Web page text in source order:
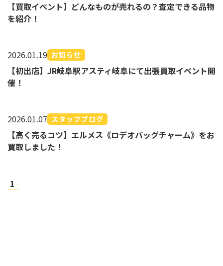
【買取イベント】どんなものが売れるの？査定できる品物
を紹介！
2026.01.19 お知らせ
【初出店】JR岐阜駅アスティ岐阜にて出張買取イベント開
催！
2026.01.07 スタッフブログ
【高く売るコツ】エルメス《ロデオバッグチャーム》をお
買取しました！
1